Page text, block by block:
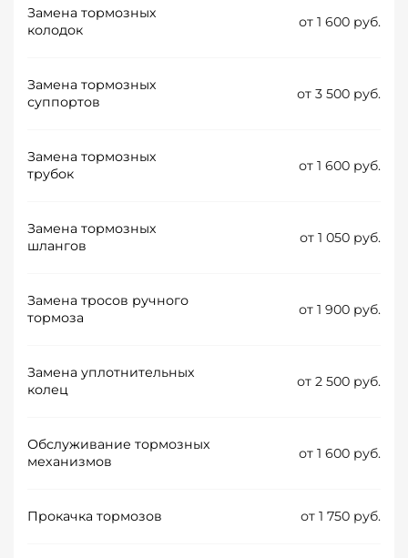
Замена тормозных
колодок
от 1 600 руб.
Замена тормозных
суппортов
от 3 500 руб.
Замена тормозных
трубок
от 1 600 руб.
Замена тормозных
шлангов
от 1 050 руб.
Замена тросов ручного
тормоза
от 1 900 руб.
Замена уплотнительных
колец
от 2 500 руб.
Обслуживание тормозных
механизмов
от 1 600 руб.
Прокачка тормозов от 1 750 руб.